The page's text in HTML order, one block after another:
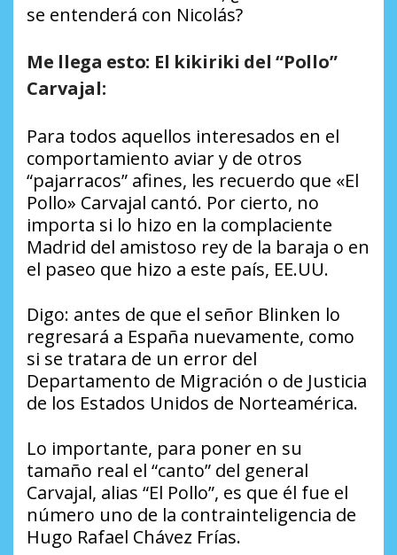
se entenderá con Nicolás?
Me llega esto: El kikiriki del “Pollo”
Carvajal:
Para todos aquellos interesados en el
comportamiento aviar y de otros
“pajarracos” afines, les recuerdo que «El
Pollo» Carvajal cantó. Por cierto, no
importa si lo hizo en la complaciente
Madrid del amistoso rey de la baraja o en
el paseo que hizo a este país, EE.UU.
Digo: antes de que el señor Blinken lo
regresará a España nuevamente, como
si se tratara de un error del
Departamento de Migración o de Justicia
de los Estados Unidos de Norteamérica.
Lo importante, para poner en su
tamaño real el “canto” del general
Carvajal, alias “El Pollo”, es que él fue el
número uno de la contrainteligencia de
Hugo Rafael Chávez Frías.